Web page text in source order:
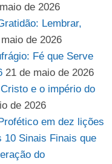
de 2026
Lembrar,
de 2026
Fé que Serve
21 de maio de 2026
e o império do
de 2026
em dez lições
10 Sinais Finais que
do